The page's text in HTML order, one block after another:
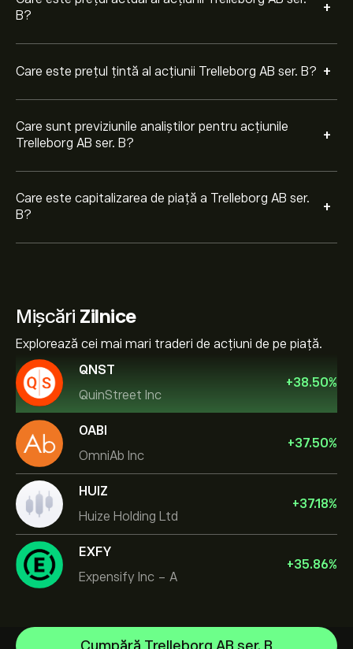
B?
+
Care este prețul țintă al acțiunii Trelleborg AB ser. B? +
Care sunt previziunile analiștilor pentru acțiunile
Trelleborg AB ser. B?
+
Care este capitalizarea de piață a Trelleborg AB ser.
B?
+
Mișcări Zilnice
Explorează cei mai mari traderi de acțiuni de pe piață.
QNST
QuinStreet Inc
+38.50%
OABI
OmniAb Inc
+37.50%
HUIZ
Huize Holding Ltd
+37.18%
EXFY
Expensify Inc - A
+35.86%
Cumpără Trelleborg AB ser. B
NVIDIA Corporation